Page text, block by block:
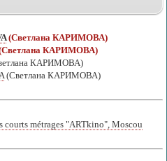
(Светлана КАРИМОВА)
КАРИМОВА)
КАРИМОВА)
(Светлана КАРИМОВА)
courts métrages "ARTkino", Moscou